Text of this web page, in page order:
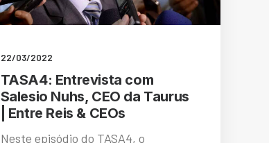
22/03/2022
TASA4: Entrevista com
Salesio Nuhs, CEO da Taurus
| Entre Reis & CEOs
Neste episódio do TASA4, o